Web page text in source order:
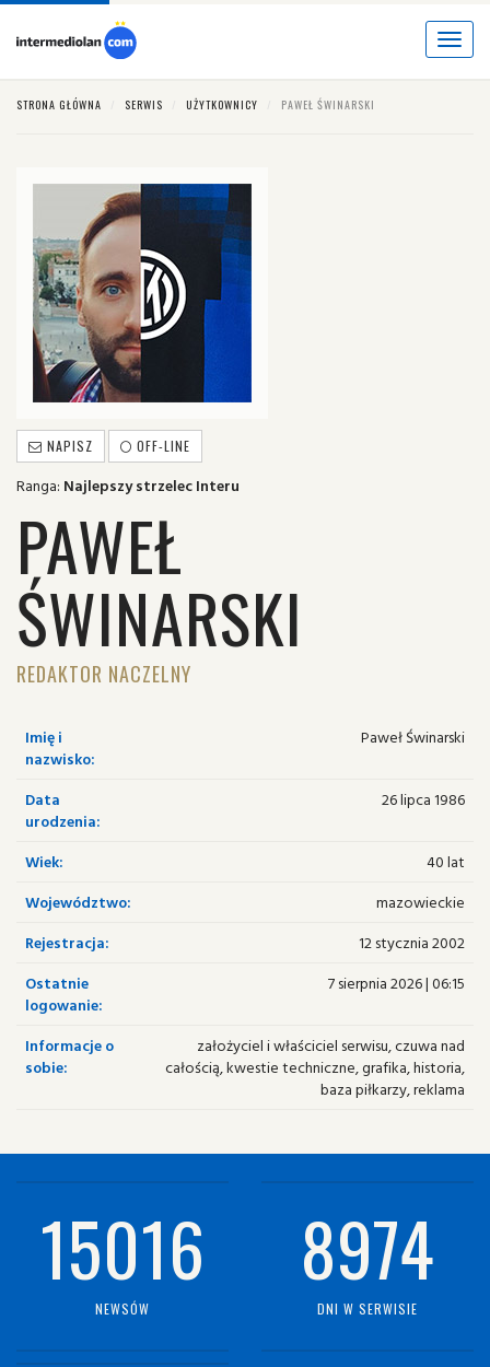
Toggle
STRONA GŁÓWNA SERWIS UŻYTKOWNICY PAWEŁ ŚWINARSKI
NAPISZ OFF-LINE
Ranga: Najlepszy strzelec Interu
PAWEŁ
ŚWINARSKI
REDAKTOR NACZELNY
Imię i
nazwisko:
Paweł Świnarski
Data
urodzenia:
26 lipca 1986
Wiek:
40 lat
Województwo:
mazowieckie
Rejestracja:
12 stycznia 2002
Ostatnie
logowanie:
7 sierpnia 2026 | 06:15
Informacje o
sobie:
założyciel i właściciel serwisu, czuwa nad
całością, kwestie techniczne, grafika, historia,
baza piłkarzy, reklama
15016
NEWSÓW
8974
DNI W SERWISIE